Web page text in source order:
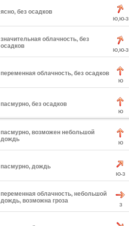
ясно, без осадков
Ю,Ю-З
значительная облачность, без
осадков
Ю,Ю-З
переменная облачность, без осадков
Ю
пасмурно, без осадков
Ю
пасмурно, возможен небольшой
дождь
Ю
пасмурно, дождь
Ю-З
переменная облачность, небольшой
дождь, возможна гроза
З